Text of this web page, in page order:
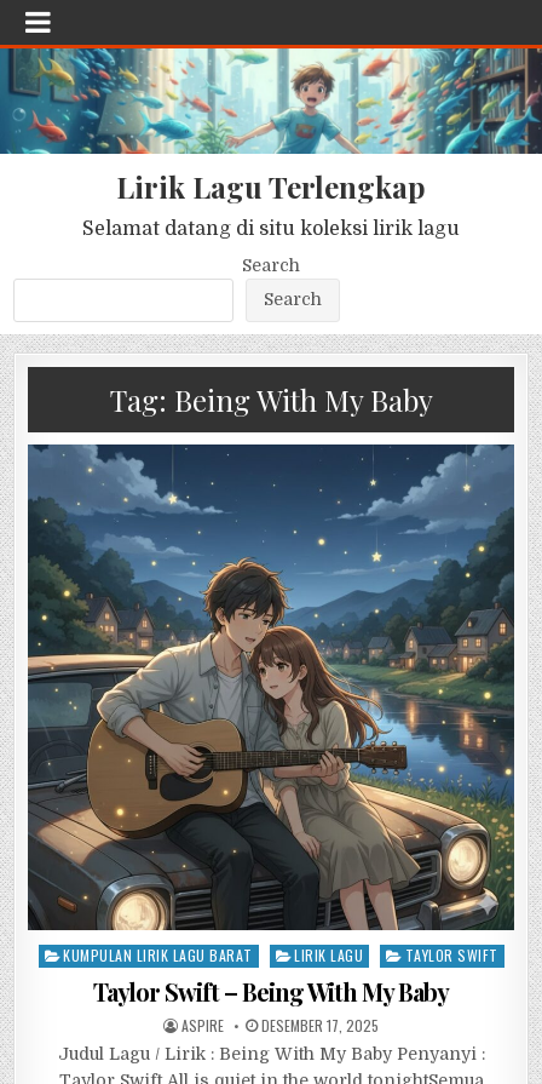
Lirik Lagu Terlengkap
Selamat datang di situ koleksi lirik lagu
Search
Search
Tag: Being With My Baby
Posted
KUMPULAN LIRIK LAGU BARAT LIRIK LAGU TAYLOR SWIFT
Taylor Swift – Being With My Baby
ASPIRE DESEMBER 17, 2025
Judul Lagu / Lirik : Being With My Baby Penyanyi :